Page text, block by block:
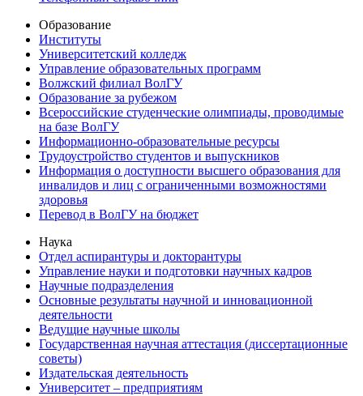
Образование
Институты
Университетский колледж
Управление образовательных программ
Волжский филиал ВолГУ
Образование за рубежом
Всероссийские студенческие олимпиады, проводимые
на базе ВолГУ
Информационно-образовательные ресурсы
Трудоустройство студентов и выпускников
Информация о доступности высшего образования для
инвалидов и лиц с ограниченными возможностями
здоровья
Перевод в ВолГУ на бюджет
Наука
Отдел аспирантуры и докторантуры
Управление науки и подготовки научных кадров
Научные подразделения
Основные результаты научной и инновационной
деятельности
Ведущие научные школы
Государственная научная аттестация (диссертационные
советы)
Издательская деятельность
Университет – предприятиям